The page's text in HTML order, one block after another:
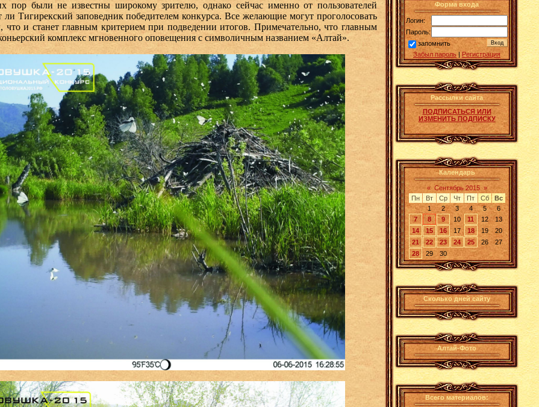
пор были не известны широкому зрителю, однако сейчас именно от пользователей
ли Тигирекский заповедник победителем конкурса. Все желающие могут проголосовать
что и станет главным критерием при подведении итогов. Примечательно, что главным
комплекс мгновенного оповещения с символичным названием «Алтай».
Форма входа
Логин:
Пароль:
запомнить
Забыл пароль | Регистрация
Рассылки сайта
ПОДПИСАТЬСЯ ИЛИ
ИЗМЕНИТЬ ПОДПИСКУ
Календарь
« Сентябрь 2015 »
Пн
Вт Ср Чт Пт Сб
Вс
1
2 3 4 5
6
7
8 9 10 11 12
13
14
15 16 17 18 19
20
21
22 23 24 25 26
27
28
29 30
Сколько дней сайту
Алтай-Фото
Всего материалов: